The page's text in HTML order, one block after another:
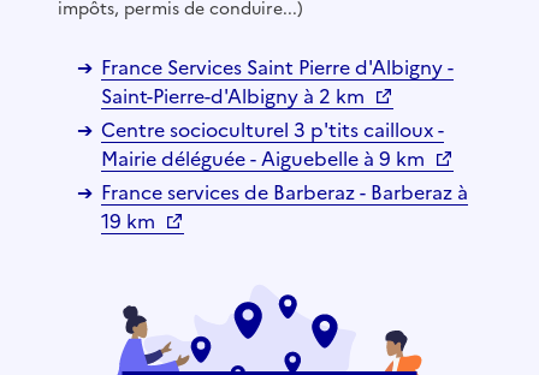
impôts, permis de conduire...)
France Services Saint Pierre d'Albigny -
Saint-Pierre-d'Albigny à 2 km
Centre socioculturel 3 p'tits cailloux -
Mairie déléguée - Aiguebelle à 9 km
France services de Barberaz - Barberaz à
19 km